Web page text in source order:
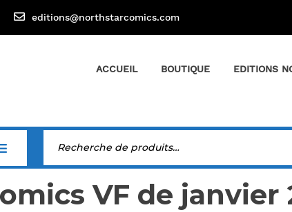
editions@northstarcomics.com
ACCUEIL BOUTIQUE EDITIONS
VF de janvier